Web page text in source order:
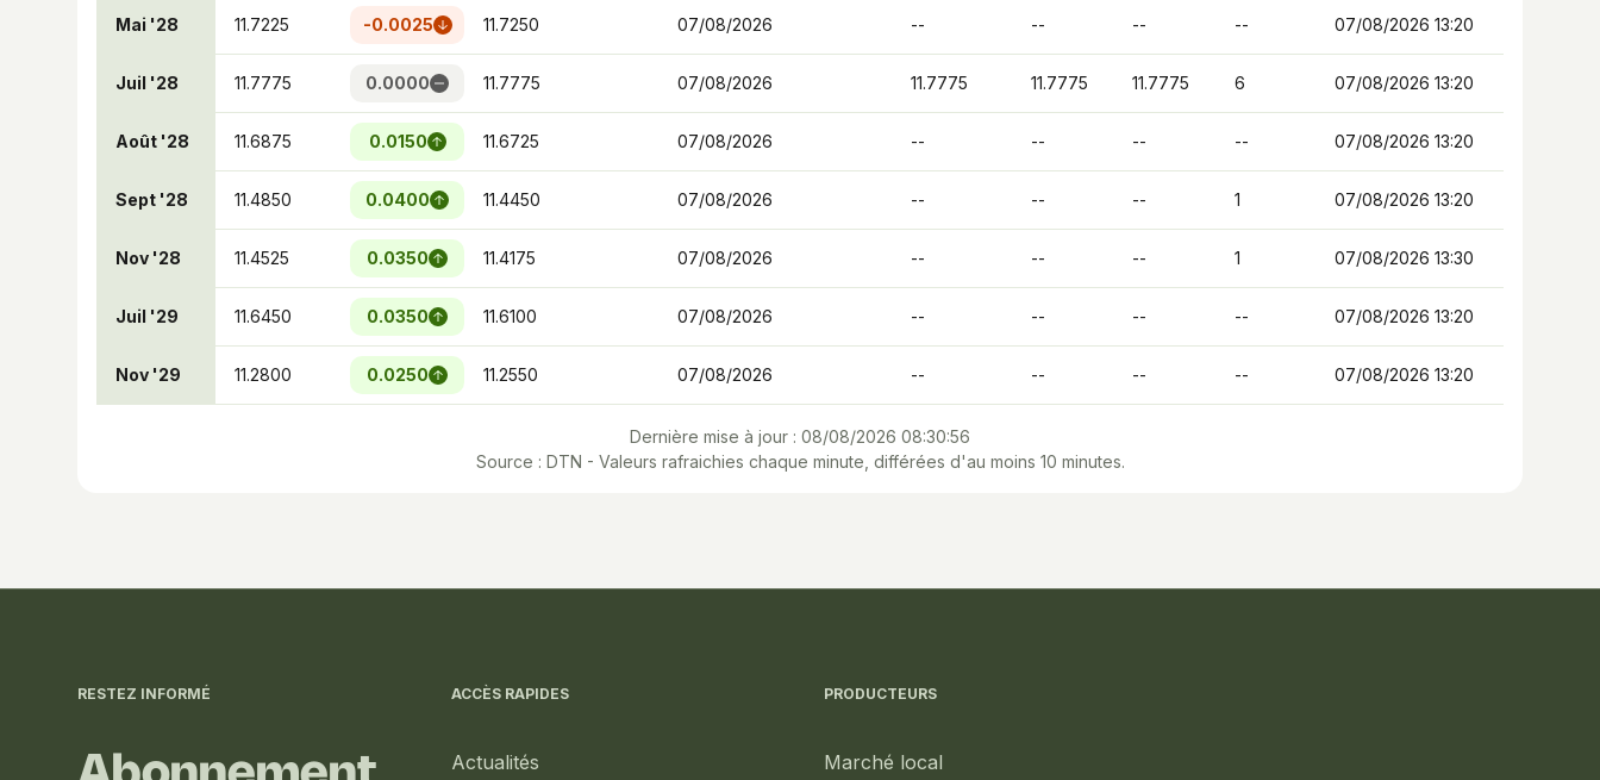
Mai '28 11.7225 -0.0025 11.7250 07/08/2026 -- -- -- -- 07/08/2026 13:20
Juil '28 11.7775 0.0000 11.7775 07/08/2026 11.7775 11.7775 11.7775 6 07/08/2026 13:20
Août '28 11.6875 0.0150 11.6725 07/08/2026 -- -- -- -- 07/08/2026 13:20
Sept '28 11.4850 0.0400 11.4450 07/08/2026 -- -- -- 1 07/08/2026 13:20
Nov '28 11.4525 0.0350 11.4175 07/08/2026 -- -- -- 1 07/08/2026 13:30
Juil '29 11.6450 0.0350 11.6100 07/08/2026 -- -- -- -- 07/08/2026 13:20
Nov '29 11.2800 0.0250 11.2550 07/08/2026 -- -- -- -- 07/08/2026 13:20
Dernière mise à jour : 08/08/2026 08:30:56
Source : DTN - Valeurs rafraichies chaque minute, différées d'au moins 10 minutes.
RESTEZ INFORMÉ ACCÈS RAPIDES
Actualités
PRODUCTEURS
Marché local